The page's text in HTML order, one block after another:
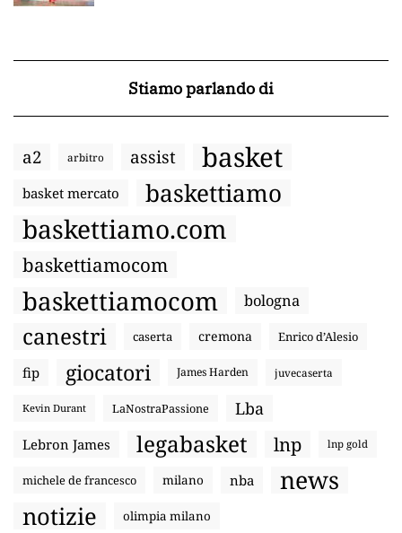
Stiamo parlando di
a2 arbitro assist basket
basket mercato baskettiamo
baskettiamo.com
baskettiamocom
baskettiamocom bologna
canestri caserta cremona Enrico d’Alesio
fip giocatori James Harden juvecaserta
Kevin Durant LaNostraPassione Lba
Lebron James legabasket lnp lnp gold
michele de francesco milano nba news
notizie olimpia milano